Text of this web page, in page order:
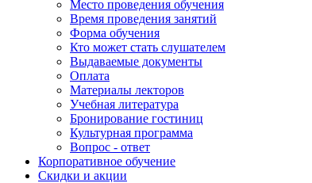
Место проведения обучения
Время проведения занятий
Форма обучения
Кто может стать слушателем
Выдаваемые документы
Оплата
Материалы лекторов
Учебная литература
Бронирование гостиниц
Культурная программа
Вопрос - ответ
Корпоративное обучение
Скидки и акции